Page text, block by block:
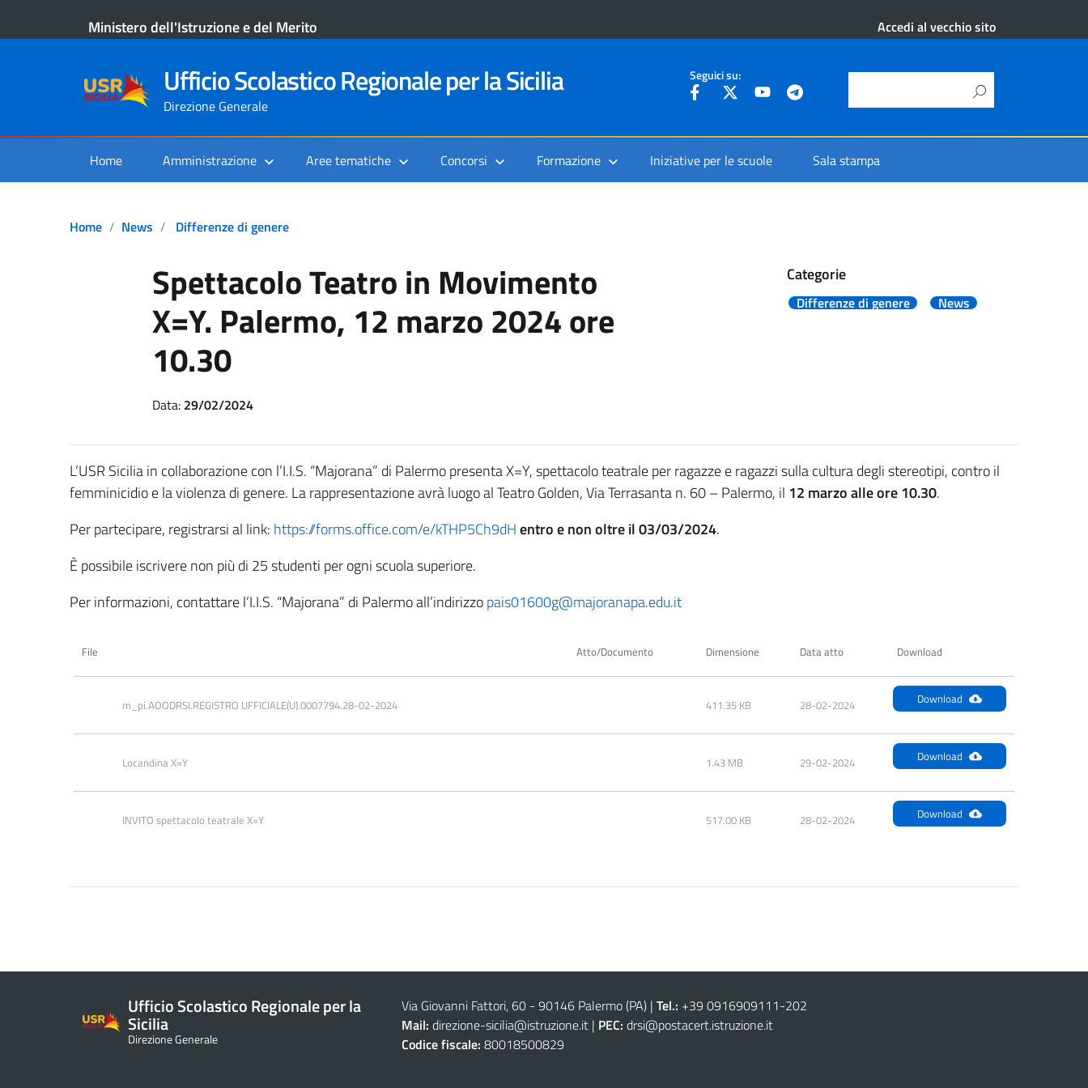
Ministero dell'Istruzione e del Merito Accedi al vecchio sito
Ufficio Scolastico Regionale per la Sicilia
Direzione Generale
Seguici su:
Home Amministrazione Aree tematiche Concorsi Formazione Iniziative per le scuole Sala stampa
Home News Differenze di genere
Spettacolo Teatro in Movimento
X=Y. Palermo, 12 marzo 2024 ore
10.30
Categorie
Differenze di genere News
Data: 29/02/2024
L’USR Sicilia in collaborazione con l’I.I.S. “Majorana” di Palermo presenta X=Y, spettacolo teatrale per ragazze e ragazzi sulla cultura degli stereotipi, contro il
femminicidio e la violenza di genere. La rappresentazione avrà luogo al Teatro Golden, Via Terrasanta n. 60 – Palermo, il 12 marzo alle ore 10.30.
Per partecipare, registrarsi al link: https://forms.office.com/e/kTHP5Ch9dHentro e non oltre il 03/03/2024.
È possibile iscrivere non più di 25 studenti per ogni scuola superiore.
Per informazioni, contattare l’I.I.S. “Majorana” di Palermo all’indirizzopais01600g@majoranapa.edu.it
File Atto/Documento Dimensione Data atto Download
m_pi.AOODRSI.REGISTRO UFFICIALE(U).0007794.28-02-2024 411.35 KB 28-02-2024 Download
Locandina X=Y 1.43 MB 29-02-2024 Download
INVITO spettacolo teatrale X=Y 517.00 KB 28-02-2024 Download
Ufficio Scolastico Regionale per la
Sicilia
Direzione Generale
Via Giovanni Fattori, 60 - 90146 Palermo (PA)| Tel.: +39 0916909111-202
Mail: direzione-sicilia@istruzione.it| PEC: drsi@postacert.istruzione.it
Codice fiscale: 80018500829